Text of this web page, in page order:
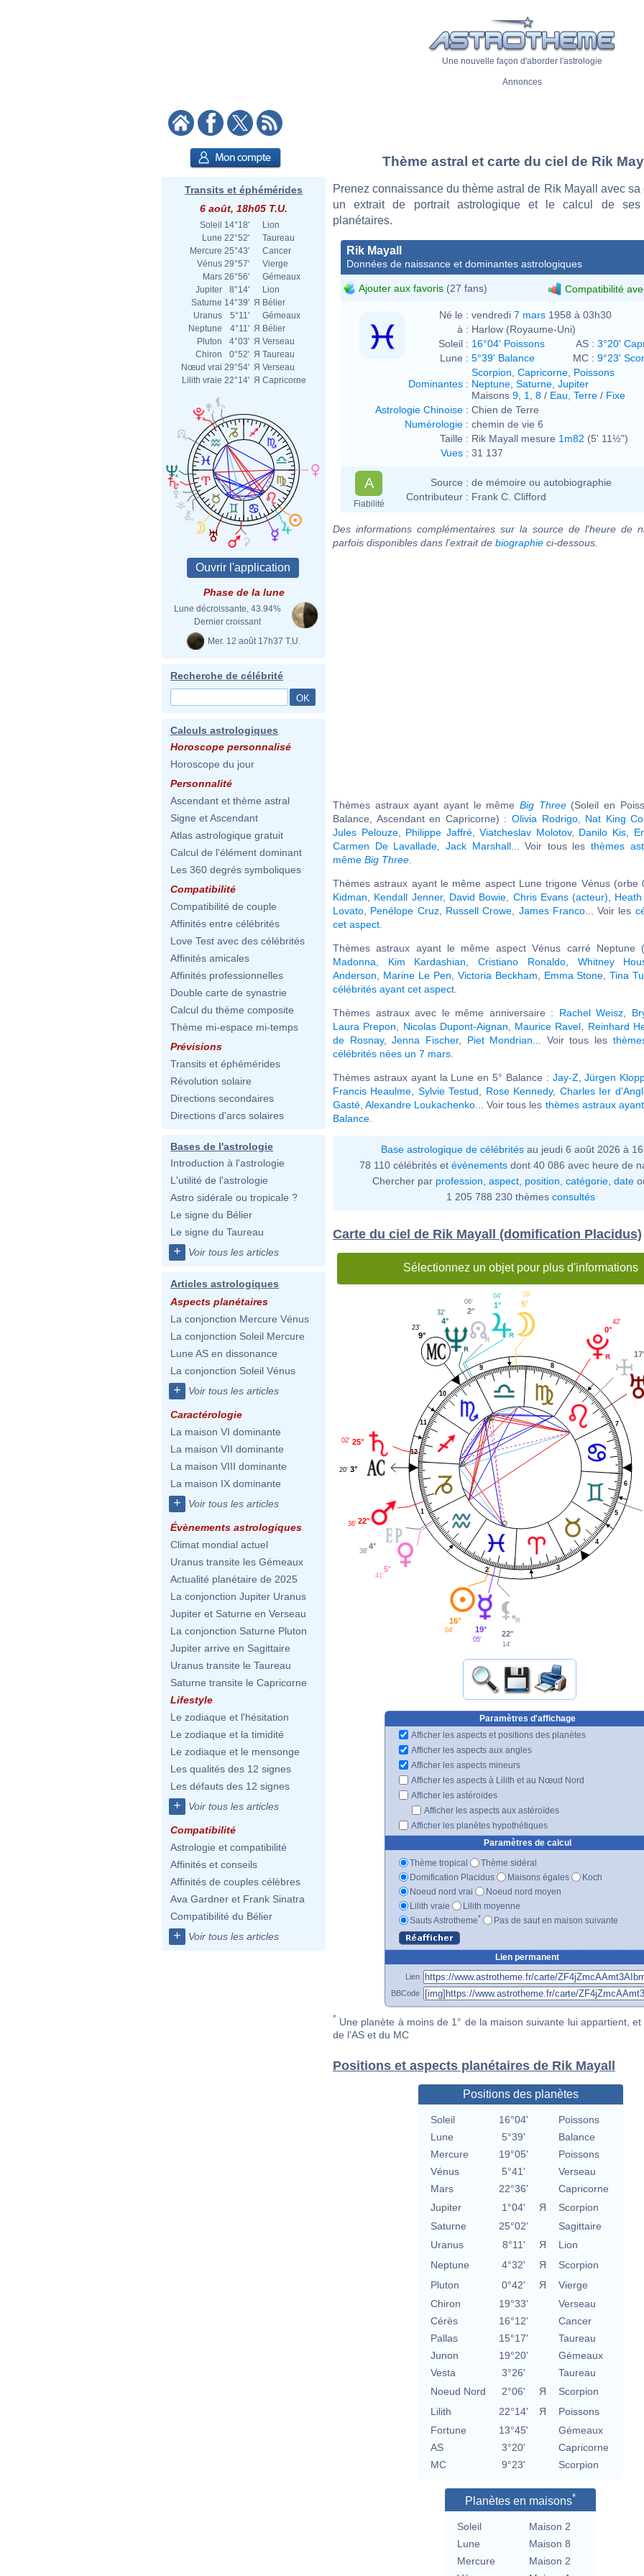
Une nouvelle façon d'aborder l'astrologie
Annonces
Transits et éphémérides
6 août, 18h05 T.U.
Soleil 14°18'
Lion
Lune 22°52'
Taureau
Mercure 25°43'
Cancer
Vénus 29°57'
Vierge
Mars 26°56'
Gémeaux
Jupiter
8°14'
Lion
Saturne 14°39' Я Bélier
Uranus
5°11'
Gémeaux
Neptune
4°11' Я Bélier
Pluton
4°03' Я Verseau
Chiron
0°52' Я Taureau
Nœud vrai 29°54' Я Verseau
Lilith vraie 22°14' Я Capricorne
Phase de la lune
Lune décroissante, 43.94%
Dernier croissant
Mer. 12 août 17h37 T.U.
Recherche de célébrité
Calculs astrologiques
Horoscope personnalisé
Horoscope du jour
Personnalité
Ascendant et thème astral
Signe et Ascendant
Atlas astrologique gratuit
Calcul de l'élément dominant
Les 360 degrés symboliques
Compatibilité
Compatibilité de couple
Affinités entre célébrités
Love Test avec des célébrités
Affinités amicales
Affinités professionnelles
Double carte de synastrie
Calcul du thème composite
Thème mi-espace mi-temps
Prévisions
Transits et éphémérides
Révolution solaire
Directions secondaires
Directions d'arcs solaires
Bases de l'astrologie
Introduction à l'astrologie
L'utilité de l'astrologie
Astro sidérale ou tropicale ?
Le signe du Bélier
Le signe du Taureau
+ Voir tous les articles
Articles astrologiques
Aspects planétaires
La conjonction Mercure Vénus
La conjonction Soleil Mercure
Lune AS en dissonance
La conjonction Soleil Vénus
+ Voir tous les articles
Caractérologie
La maison VI dominante
La maison VII dominante
La maison VIII dominante
La maison IX dominante
+ Voir tous les articles
Évènements astrologiques
Climat mondial actuel
Uranus transite les Gémeaux
Actualité planétaire de 2025
La conjonction Jupiter Uranus
Jupiter et Saturne en Verseau
La conjonction Saturne Pluton
Jupiter arrive en Sagittaire
Uranus transite le Taureau
Saturne transite le Capricorne
Lifestyle
Le zodiaque et l'hésitation
Le zodiaque et la timidité
Le zodiaque et le mensonge
Les qualités des 12 signes
Les défauts des 12 signes
+ Voir tous les articles
Compatibilité
Astrologie et compatibilité
Affinités et conseils
Affinités de couples célèbres
Ava Gardner et Frank Sinatra
Compatibilité du Bélier
+ Voir tous les articles
Thème astral et carte du ciel de Rik
Prenez connaissance du thème astral de Rik Mayall avec sa
un extrait de portrait astrologique et le calcul de ses
planétaires.
Rik Mayall
Données de naissance et dominantes astrologiques
Ajouter aux favoris (27 fans) Compatibilité
Né le : vendredi 7 mars 1958 à 03h30
à : Harlow (Royaume-Uni)
Soleil : 16°04' Poissons AS : 3°20'
Lune : 5°39' Balance MC : 9°23'
Dominantes :
Scorpion Capricorne Poissons
Neptune Saturne Jupiter
Maisons 9 1 8 / Eau Terre / Fixe
Astrologie Chinoise : Chien de Terre
Numérologie : chemin de vie 6
Taille : Rik Mayall mesure 1m82 (5' 11½")
Vues : 31 137
A
Fiabilité
Source : de mémoire ou autobiographie
Contributeur : Frank C. Clifford
Des informations complémentaires sur la source de l'heure de
parfois disponibles dans l'extrait de biographie ci-dessous.
Thèmes astraux ayant ayant le même Big Three(Soleil en
Balance, Ascendant en Capricorne) : Olivia Rodrigo, Nat King
Jules Pelouze, Philippe Jaffré,Viatcheslav Molotov, Danilo Kis,
Carmen De Lavallade
Jack Marshall... Voir tous lesthèmes
même Big Three
Thèmes astraux ayant le même aspect Lune trigone Vénus (orbe
Kidman
Kendall Jenner, David Bowie Chris Evans (acteur)
Lovato
Penélope Cruz, Russell Crowe James Franco... Voir les
cet aspect
Thèmes astraux ayant le même aspect Vénus carré Neptune
Madonna
Kim Kardashian ,Cristiano Ronaldo, Whitney
Anderson
Marine Le Pen Victoria Beckham Emma Stone ,Tina
célébrités ayant cet aspect
Thèmes astraux avec le même anniversaire : Rachel Weisz
Laura Prepon
Nicolas Dupont-Aignan Maurice Ravel Reinhard
de Rosnay,Jenna Fischer, Piet Mondrian ... Voir tous les
célébrités nées un 7 mars
Thèmes astraux ayant la Lune en 5° Balance : Jay-Z ,Jürgen
Francis Heaulme
Sylvie Testud Rose Kennedy, Charles Ier
Gasté ,Alexandre Loukachenko ... Voir tous les thèmes astraux
Balance
Base astrologique de célébritésau jeudi 6 août 2026 à
78 110 célébrités et évènementsdont 40 086 avec heure de
Chercher par profession aspect position catégorie date
1 205 788 230 thèmes consultés
Carte du ciel de Rik Mayall (domification Placidus)
Sélectionnez un objet pour plus d'informations
1
2 3
4
5
6
7
8
9
10
11
12
0°
42'
5°
39'
1°
04'
2°
06'
4°
32'
9°
23'
25°
02'
3°
20'
22°
36'
4°
38'
5°
41'
16°
04' 19°
05'
22°
14'
Paramètres d'affichage
Afficher les aspects et positions des planètes
Afficher les aspects aux angles
Afficher les aspects mineurs
Afficher les aspects à Lilith et au Nœud Nord
Afficher les astéroïdes
Afficher les aspects aux astéroïdes
Afficher les planètes hypothétiques
Paramètres de calcul
Thème tropical
Thème sidéral
Domification Placidus
Maisons égales
Koch
Noeud nord vrai
Noeud nord moyen
Lilith vraie
Lilith moyenne
Sauts Astrotheme* Pas de saut en maison suivante
Lien permanent
Lien
BBCode
* Une planète à moins de 1° de la maison suivante lui appartient, et
de l'AS et du MC
Positions et aspects planétaires de Rik Mayall
Positions des planètes
Soleil 16°04'
Poissons
Lune
5°39'
Balance
Mercure
19°05'
Poissons
Vénus
5°41'
Verseau
Mars
22°36'
Capricorne
Jupiter
1°04' Я
Scorpion
Saturne
25°02'
Sagittaire
Uranus
8°11' Я
Lion
Neptune
4°32' Я
Scorpion
Pluton
0°42' Я
Vierge
Chiron
19°33'
Verseau
Cérès
16°12'
Cancer
Pallas
15°17'
Taureau
Junon
19°20'
Gémeaux
Vesta
3°26'
Taureau
Noeud Nord
2°06' Я
Scorpion
Lilith
22°14' Я
Poissons
Fortune
13°45'
Gémeaux
AS
3°20'
Capricorne
MC
9°23' Scorpion
Planètes en maisons*
Soleil
Maison 2
Lune
Maison 8
Mercure
Maison 2